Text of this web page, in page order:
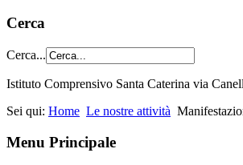
Cerca
Cerca...
Istituto Comprensivo Santa Caterina via
Sei qui: Home Le nostre attività
Menu Principale